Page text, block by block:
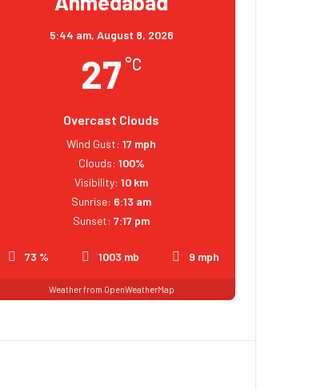
5:44 am, August 8, 2026
27 °C
Overcast Clouds
73 % 1003 mb 9 mph
Wind Gust: 17 mph
Clouds: 100%
Visibility: 10 km
Sunrise: 6:13 am
Sunset: 7:17 pm
Weather from OpenWeatherMap